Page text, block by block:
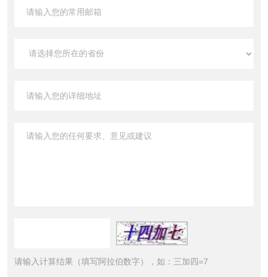
请输入计算结果（填写阿拉伯数字），如：三加四=7